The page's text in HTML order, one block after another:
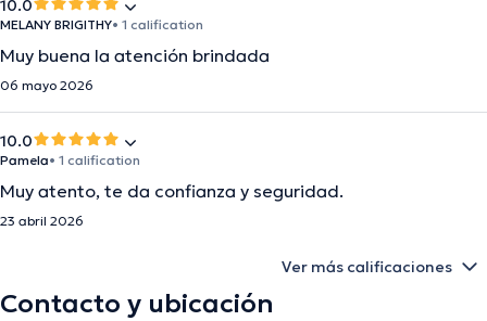
10.0
MELANY BRIGITHY• 1 calification
Muy buena la atención brindada
06 mayo 2026
10.0
Pamela• 1 calification
Muy atento, te da confianza y seguridad.
23 abril 2026
Ver más calificaciones
Contacto y ubicación